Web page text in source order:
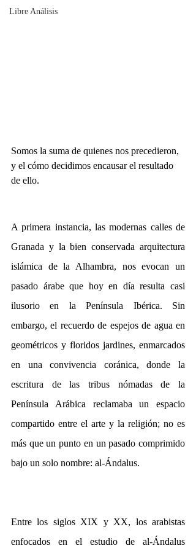
Libre Análisis
Somos la suma de quienes nos precedieron,
y el cómo decidimos encausar el resultado
de ello.
A primera instancia, las modernas calles de
Granada y la bien conservada arquitectura
islámica de la Alhambra, nos evocan un
pasado árabe que hoy en día resulta casi
ilusorio en la Península Ibérica. Sin
embargo, el recuerdo de espejos de agua en
geométricos y floridos jardines, enmarcados
en una convivencia coránica, donde la
escritura de las tribus nómadas de la
Península Arábica reclamaba un espacio
compartido entre el arte y la religión; no es
más que un punto en un pasado comprimido
bajo un solo nombre: al-Ándalus.
Entre los siglos XIX y XX, los arabistas
enfocados en el estudio de al-Ándalus